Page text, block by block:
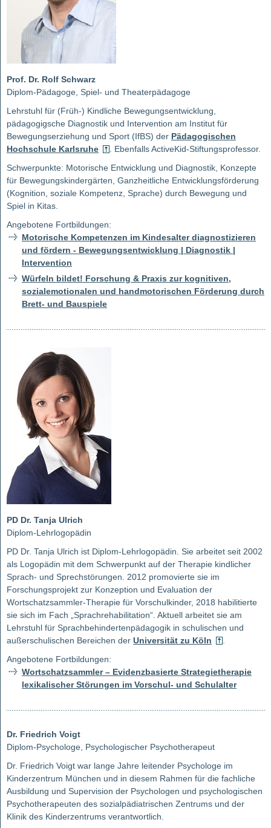
Prof. Dr. Rolf Schwarz
Diplom-Pädagoge, Spiel- und Theaterpädagoge
Lehrstuhl für (Früh-) Kindliche Bewegungsentwicklung,
pädagogigsche Diagnostik und Intervention am Institut für
Bewegungserziehung und Sport (IfBS) der Pädagogischen
Hochschule Karlsruhe
. Ebenfalls ActiveKid-Stiftungsprofessor.
Schwerpunkte: Motorische Entwicklung und Diagnostik, Konzepte
für Bewegungskindergärten, Ganzheitliche Entwicklungsförderung
(Kognition, soziale Kompetenz, Sprache) durch Bewegung und
Spiel in Kitas.
Angebotene Fortbildungen:
Motorische Kompetenzen im Kindesalter diagnostizieren
und fördern - Bewegungsentwicklung | Diagnostik |
Intervention
Würfeln bildet! Forschung & Praxis zur kognitiven,
sozialemotionalen und handmotorischen Förderung durch
Brett- und Bauspiele
PD Dr. Tanja Ulrich
Diplom-Lehrlogopädin
PD Dr. Tanja Ulrich ist Diplom-Lehrlogopädin. Sie arbeitet seit 2002
als Logopädin mit dem Schwerpunkt auf der Therapie kindlicher
Sprach- und Sprechstörungen. 2012 promovierte sie im
Forschungsprojekt zur Konzeption und Evaluation der
Wortschatzsammler-Therapie für Vorschulkinder, 2018 habilitierte
sie sich im Fach „Sprachrehabilitation“. Aktuell arbeitet sie am
Lehrstuhl für Sprachbehindertenpädagogik in schulischen und
außerschulischen Bereichen der Universität zu Köln
Angebotene Fortbildungen:
Wortschatzsammler – Evidenzbasierte Strategietherapie
lexikalischer Störungen im Vorschul- und Schulalter
Dr. Friedrich Voigt
Diplom-Psychologe, Psychologischer Psychotherapeut
Dr. Friedrich Voigt war lange Jahre leitender Psychologe im
Kinderzentrum München und in diesem Rahmen für die fachliche
Ausbildung und Supervision der Psychologen und psychologischen
Psychotherapeuten des sozialpädiatrischen Zentrums und der
Klinik des Kinderzentrums verantwortlich.